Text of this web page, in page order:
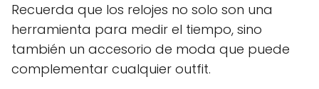
Recuerda que los relojes no solo son una
herramienta para medir el tiempo, sino
también un accesorio de moda que puede
complementar cualquier outfit.